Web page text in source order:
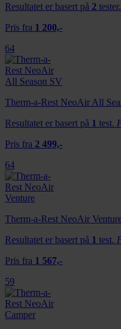
Resultatet er basert på 2 tester.
Pris fra 1 200,-
64
Therm-a-Rest NeoAir All
Resultatet er basert på 1 test.
Pris fra 2 499,-
64
Therm-a-Rest NeoAir
Resultatet er basert på 1 test.
Pris fra 1 567,-
59